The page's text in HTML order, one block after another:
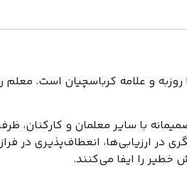
و علامه کرباسچیان است. معلم
با سایر معلمان و کارکنان،
ارزیابی‌ها، انعطاف‌پذیری در
را ایفا می‌کنند.